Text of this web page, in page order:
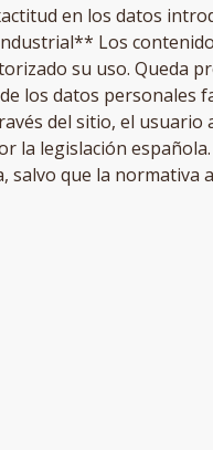
en los datos
Los
su uso. Queda
los datos personales
del sitio, el usuario
legislación
salvo que la normativa